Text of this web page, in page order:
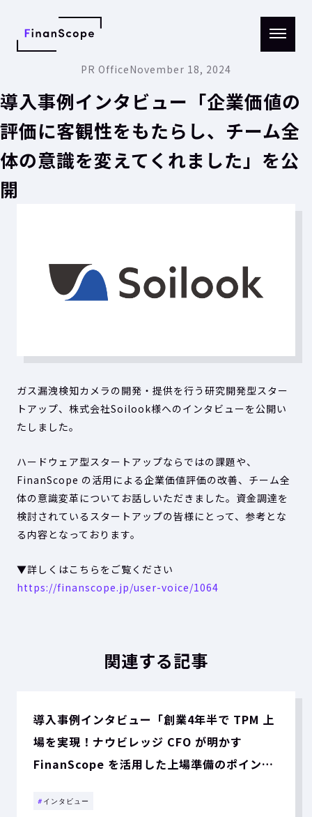
く
PR OfficeNovember 18, 2024
導入事例インタビュー「企業価値の
評価に客観性をもたらし、チーム全
体の意識を変えてくれました」を公
開
ガス漏洩検知カメラの開発・提供を行う研究開発型スター
トアップ、株式会社Soilook様へのインタビューを公開い
たしました。
ハードウェア型スタートアップならではの課題や、
FinanScope の活用による企業価値評価の改善、チーム全
体の意識変革についてお話しいただきました。資金調達を
検討されているスタートアップの皆様にとって、参考とな
る内容となっております。
▼詳しくはこちらをご覧ください
https://finanscope.jp/user-voice/1064
関連する記事
導入事例インタビュー「創業4年半で TPM 上
場を実現！ナウビレッジ CFO が明かす
FinanScope を活用した上場準備のポイン
# インタビュー